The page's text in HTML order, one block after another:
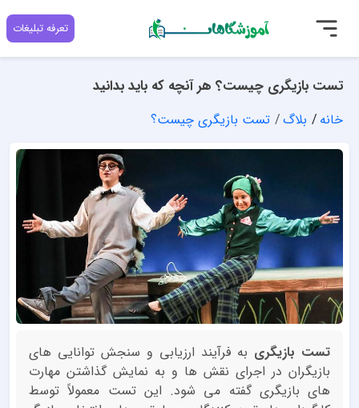
تعرفه تبلیغات
تست بازیگری چیست؟ هر آنچه که باید بدانید
خانه بلاگ تست بازیگری چیست؟
تست بازیگری به فرآیند ارزیابی و سنجش توانایی های
بازیگران در اجرای نقش ها و به نمایش گذاشتن مهارت
های بازیگری گفته می شود. این تست معمولاً توسط